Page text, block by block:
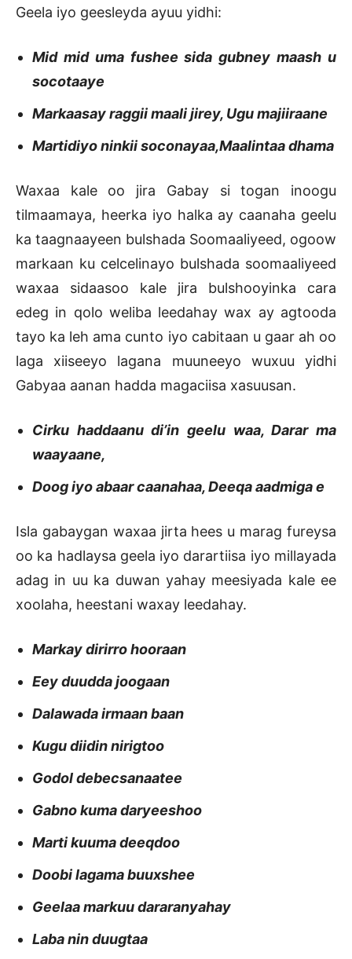
Geela iyo geesleyda ayuu yidhi:
Mid mid uma fushee sida gubney maash u
socotaaye
Markaasay raggii maali jirey, Ugu majiiraane
Martidiyo ninkii soconayaa,Maalintaa dhama
Waxaa kale oo jira Gabay si togan inoogu
tilmaamaya, heerka iyo halka ay caanaha geelu
ka taagnaayeen bulshada Soomaaliyeed, ogoow
markaan ku celcelinayo bulshada soomaaliyeed
waxaa sidaasoo kale jira bulshooyinka cara
edeg in qolo weliba leedahay wax ay agtooda
tayo ka leh ama cunto iyo cabitaan u gaar ah oo
laga xiiseeyo lagana muuneeyo wuxuu yidhi
Gabyaa aanan hadda magaciisa xasuusan.
Cirku haddaanu di’in geelu waa, Darar ma
waayaane,
Doog iyo abaar caanahaa, Deeqa aadmiga e
Isla gabaygan waxaa jirta hees u marag fureysa
oo ka hadlaysa geela iyo darartiisa iyo millayada
adag in uu ka duwan yahay meesiyada kale ee
xoolaha, heestani waxay leedahay.
Markay dirirro hooraan
Eey duudda joogaan
Dalawada irmaan baan
Kugu diidin nirigtoo
Godol debecsanaatee
Gabno kuma daryeeshoo
Marti kuuma deeqdoo
Doobi lagama buuxshee
Geelaa markuu dararanyahay
Laba nin duugtaa